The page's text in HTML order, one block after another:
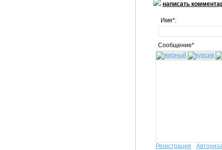
написать
Имя*:
Сообщение*
Регистрация